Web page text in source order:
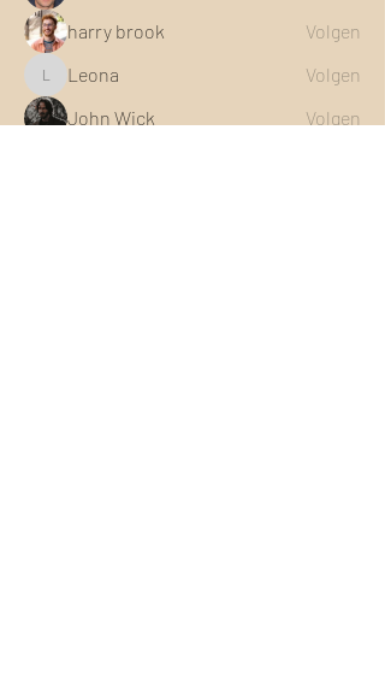
harry brook
Volgen
LeonaLeona
Volgen
John Wick
Volgen